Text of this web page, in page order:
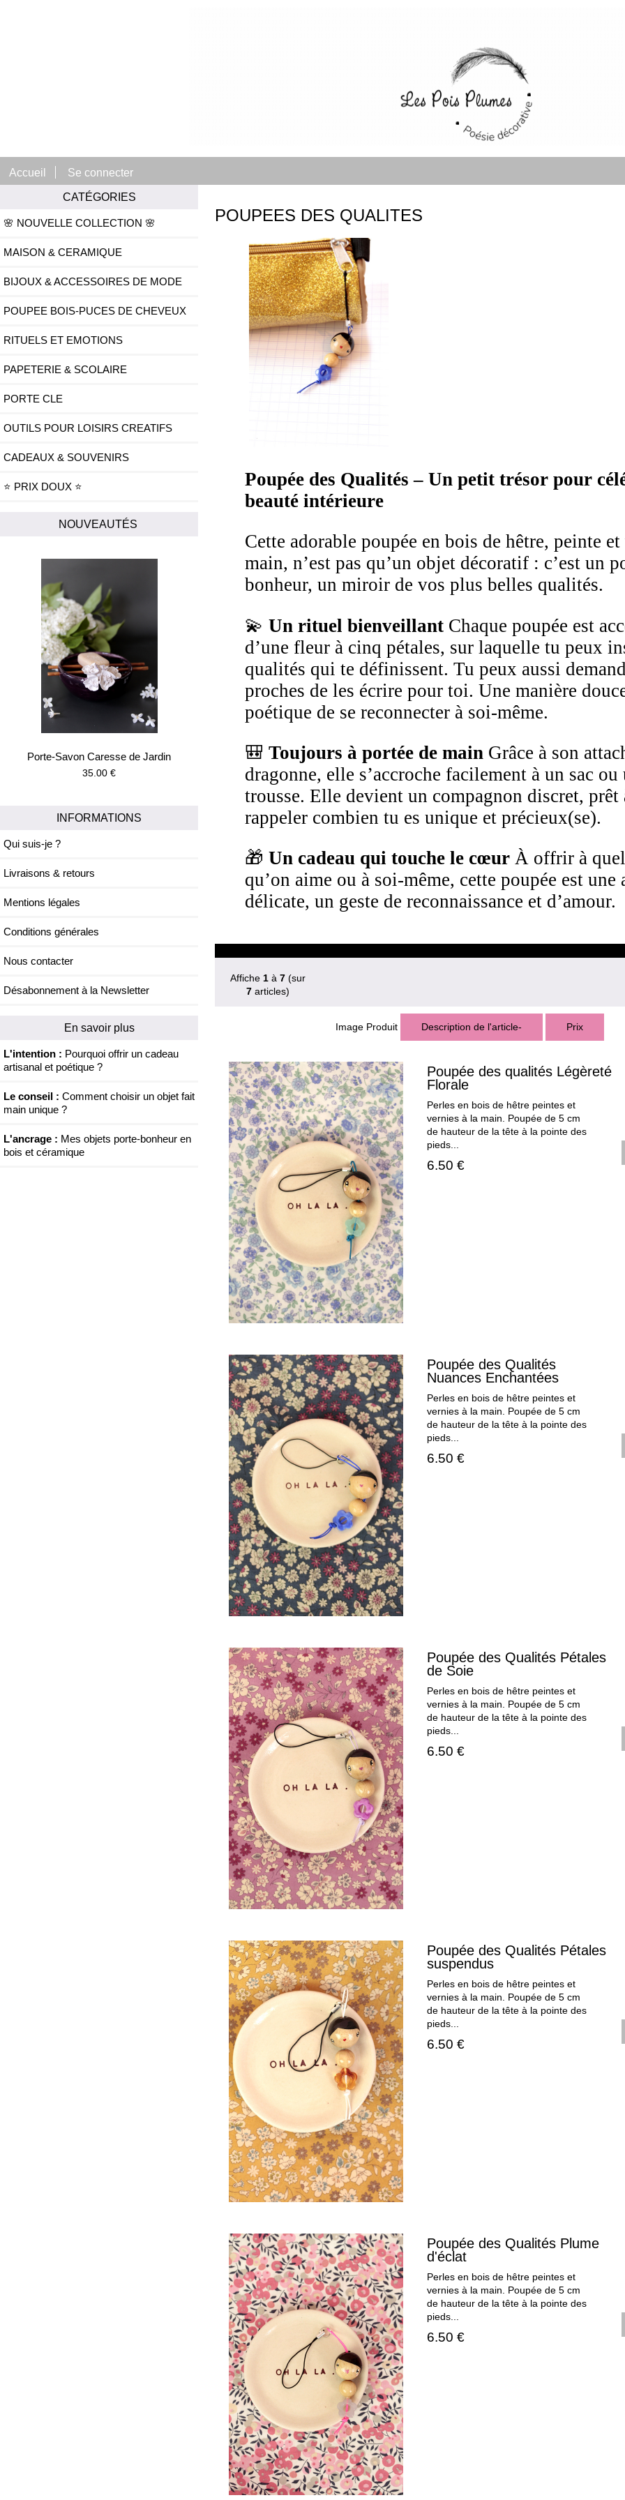
Accueil
Se connecter
CATÉGORIES
🌸 NOUVELLE COLLECTION 🌸
MAISON & CERAMIQUE
BIJOUX & ACCESSOIRES DE MODE
POUPEE BOIS-PUCES DE CHEVEUX
RITUELS ET EMOTIONS
PAPETERIE & SCOLAIRE
PORTE CLE
OUTILS POUR LOISIRS CREATIFS
CADEAUX & SOUVENIRS
⭐ PRIX DOUX ⭐
NOUVEAUTÉS
Porte-Savon Caresse de Jardin
35.00 €
INFORMATIONS
Qui suis-je ?
Livraisons & retours
Mentions légales
Conditions générales
Nous contacter
Désabonnement à la Newsletter
En savoir plus
L'intention : Pourquoi offrir un cadeau
artisanal et poétique ?
Le conseil : Comment choisir un objet fait
main unique ?
L'ancrage : Mes objets porte-bonheur en
bois et céramique
POUPEES DES QUALITES
Poupée des Qualités – Un petit trésor pour
beauté intérieure
Cette adorable poupée en bois de hêtre, peinte
main, n’est pas qu’un objet décoratif : c’est un
bonheur, un miroir de vos plus belles qualités.
💫 Un rituel bienveillant Chaque poupée est
d’une fleur à cinq pétales, sur laquelle tu peux
qualités qui te définissent. Tu peux aussi
proches de les écrire pour toi. Une manière
poétique de se reconnecter à soi-même.
🎒 Toujours à portée de main Grâce à son
dragonne, elle s’accroche facilement à un sac ou
trousse. Elle devient un compagnon discret, prêt
rappeler combien tu es unique et précieux(se).
🎁 Un cadeau qui touche le cœur À offrir à
qu’on aime ou à soi-même, cette poupée est une
délicate, un geste de reconnaissance et d’amour.
Affiche 1à 7(sur
7articles)
Image Produit Description de l'article- Prix
Poupée des qualités Légèreté
Florale
Perles en bois de hêtre peintes et
vernies à la main. Poupée de 5 cm
de hauteur de la tête à la pointe des
pieds...
6.50 €
Poupée des Qualités
Nuances Enchantées
Perles en bois de hêtre peintes et
vernies à la main. Poupée de 5 cm
de hauteur de la tête à la pointe des
pieds...
6.50 €
Poupée des Qualités Pétales
de Soie
Perles en bois de hêtre peintes et
vernies à la main. Poupée de 5 cm
de hauteur de la tête à la pointe des
pieds...
6.50 €
Poupée des Qualités Pétales
suspendus
Perles en bois de hêtre peintes et
vernies à la main. Poupée de 5 cm
de hauteur de la tête à la pointe des
pieds...
6.50 €
Poupée des Qualités Plume
d'éclat
Perles en bois de hêtre peintes et
vernies à la main. Poupée de 5 cm
de hauteur de la tête à la pointe des
pieds...
6.50 €